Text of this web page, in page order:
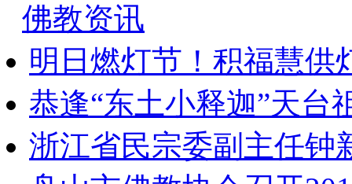
佛教资讯
明日燃灯节！积福慧供
恭逢“东土小释迦”天台
浙江省民宗委副主任钟